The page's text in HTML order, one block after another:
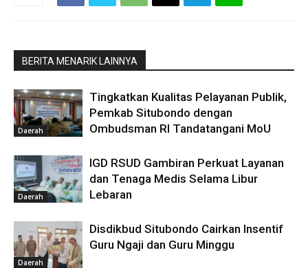
BERITA MENARIK LAINNYA
Daerah
Tingkatkan Kualitas Pelayanan Publik,
Pemkab Situbondo dengan
Ombudsman RI Tandatangani MoU
Daerah
IGD RSUD Gambiran Perkuat Layanan
dan Tenaga Medis Selama Libur
Lebaran
Daerah
Disdikbud Situbondo Cairkan Insentif
Guru Ngaji dan Guru Minggu